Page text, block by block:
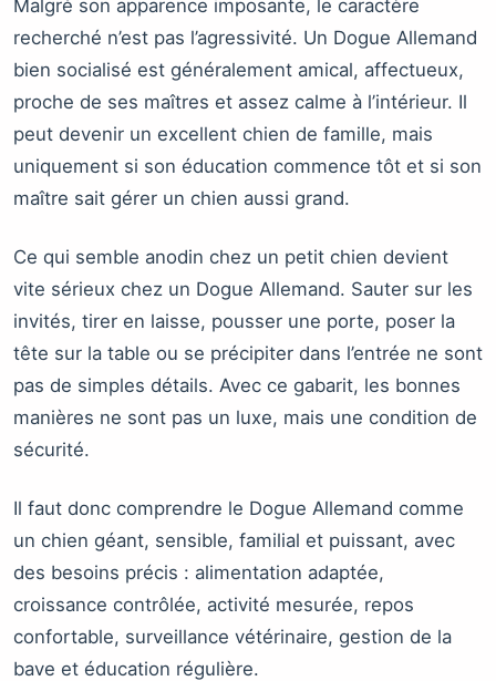
Malgré son apparence imposante, le caractère
recherché n’est pas l’agressivité. Un Dogue Allemand
bien socialisé est généralement amical, affectueux,
proche de ses maîtres et assez calme à l’intérieur. Il
peut devenir un excellent chien de famille, mais
uniquement si son éducation commence tôt et si son
maître sait gérer un chien aussi grand.
Ce qui semble anodin chez un petit chien devient
vite sérieux chez un Dogue Allemand. Sauter sur les
invités, tirer en laisse, pousser une porte, poser la
tête sur la table ou se précipiter dans l’entrée ne sont
pas de simples détails. Avec ce gabarit, les bonnes
manières ne sont pas un luxe, mais une condition de
sécurité.
Il faut donc comprendre le Dogue Allemand comme
un chien géant, sensible, familial et puissant, avec
des besoins précis : alimentation adaptée,
croissance contrôlée, activité mesurée, repos
confortable, surveillance vétérinaire, gestion de la
bave et éducation régulière.